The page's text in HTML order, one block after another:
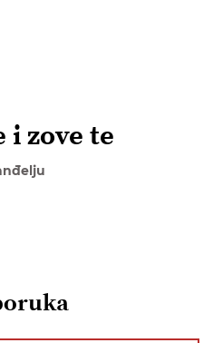
i zove te